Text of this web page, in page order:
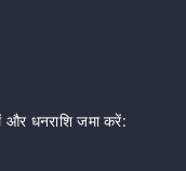
धनराशि जमा करें: